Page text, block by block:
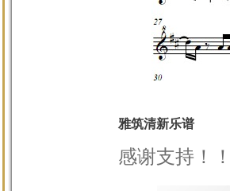
雅筑清新乐谱
感谢支持！！